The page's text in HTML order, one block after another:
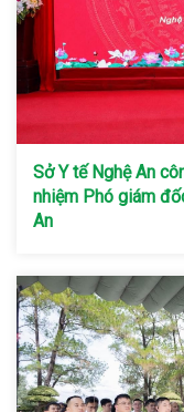
Sở Y tế Nghệ An
nhiệm Phó giám
An